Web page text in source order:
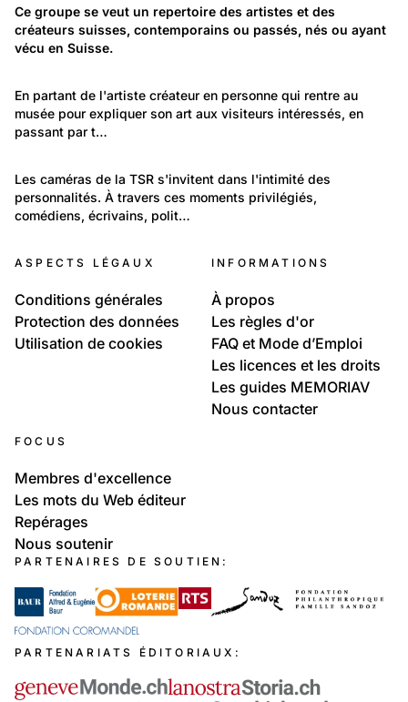
Temps libre et culture: Arts
Répertoire des artistes et des créateurs en Suisse
Ce groupe se veut un repertoire des artistes et des
créateurs suisses, contemporains ou passés, nés ou ayant
vécu en Suisse.
Temps libre et culture: Arts
Beaux-Arts / Musées
En partant de l'artiste créateur en personne qui rentre au
musée pour expliquer son art aux visiteurs intéressés, en
passant par t…
Portraits: Figures marquantes
Dans l'intimité des stars
Les caméras de la TSR s'invitent dans l'intimité des
personnalités. À travers ces moments privilégiés,
comédiens, écrivains, polit…
ASPECTS LÉGAUX
Conditions générales
Protection des données
Utilisation de cookies
INFORMATIONS
À propos
Les règles d'or
FAQ et Mode d’Emploi
Les licences et les droits
Les guides MEMORIAV
Nous contacter
FOCUS
Membres d'excellence
Les mots du Web éditeur
Repérages
Nous soutenir
PARTENAIRES DE SOUTIEN:
PARTENARIATS ÉDITORIAUX: